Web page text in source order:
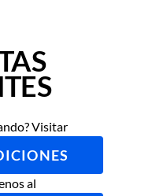
Visitar
al